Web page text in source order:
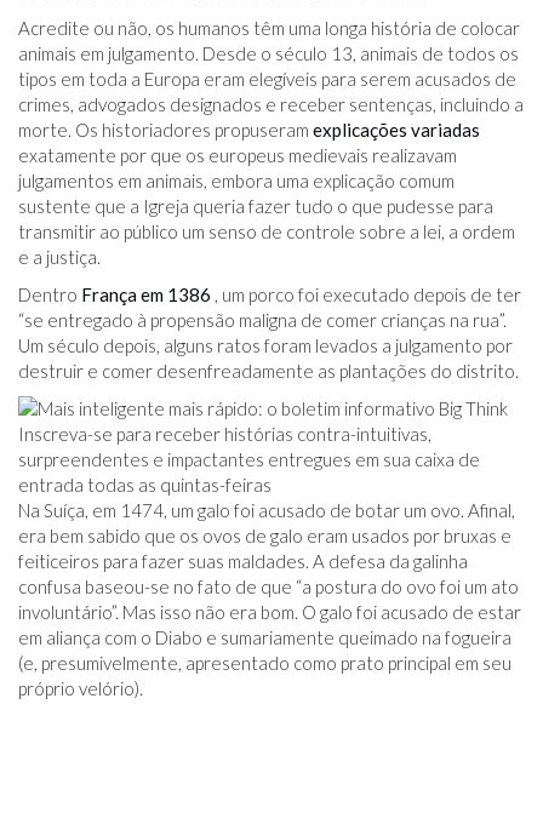
Acredite ou não, os humanos têm uma longa história de colocar
animais em julgamento. Desde o século 13, animais de todos os
tipos em toda a Europa eram elegíveis para serem acusados ​​de
crimes, advogados designados e receber sentenças, incluindo a
morte. Os historiadores propuseram explicações variadas
exatamente por que os europeus medievais realizavam
julgamentos em animais, embora uma explicação comum
sustente que a Igreja queria fazer tudo o que pudesse para
transmitir ao público um senso de controle sobre a lei, a ordem
e a justiça.
Dentro França em 1386 , um porco foi executado depois de ter
“se entregado à propensão maligna de comer crianças na rua”.
Um século depois, alguns ratos foram levados a julgamento por
destruir e comer desenfreadamente as plantações do distrito.
Inscreva-se para receber histórias contra-intuitivas,
surpreendentes e impactantes entregues em sua caixa de
entrada todas as quintas-feiras
Na Suíça, em 1474, um galo foi acusado de botar um ovo. Afinal,
era bem sabido que os ovos de galo eram usados ​​por bruxas e
feiticeiros para fazer suas maldades. A defesa da galinha
confusa baseou-se no fato de que “a postura do ovo foi um ato
involuntário”. Mas isso não era bom. O galo foi acusado de estar
em aliança com o Diabo e sumariamente queimado na fogueira
(e, presumivelmente, apresentado como prato principal em seu
próprio velório).